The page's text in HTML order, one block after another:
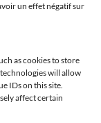
un effet négatif sur
as cookies to store
will allow
IDs on this site.
affect certain